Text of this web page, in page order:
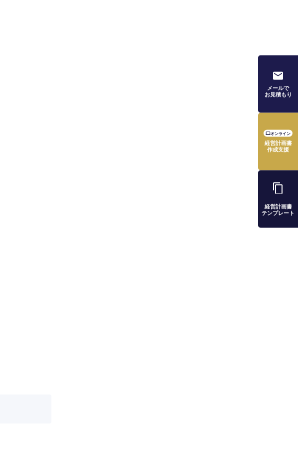
メールで
お見積もり
オンライン
経営計画書
作成支援
経営計画書
テンプレート